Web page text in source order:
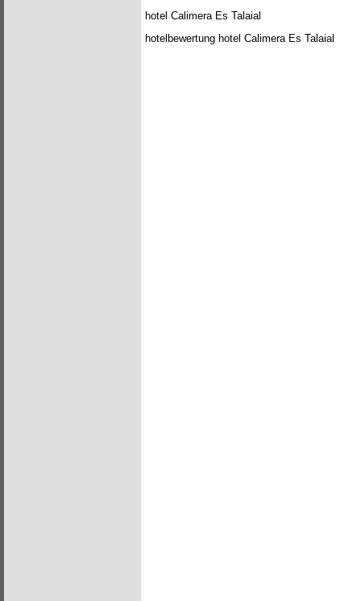
hotel Calimera Es Talaial
hotelbewertung hotel Calimera Es Talaial